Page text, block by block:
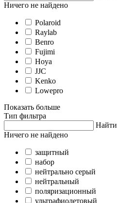
Ничего не найдено
Polaroid
Raylab
Benro
Fujimi
Hoya
JJC
Kenko
Lowepro
Показать больше
Тип фильтра
Найти
Ничего не найдено
защитный
набор
нейтрально серый
нейтральный
поляризационный
ультрафиолетовый